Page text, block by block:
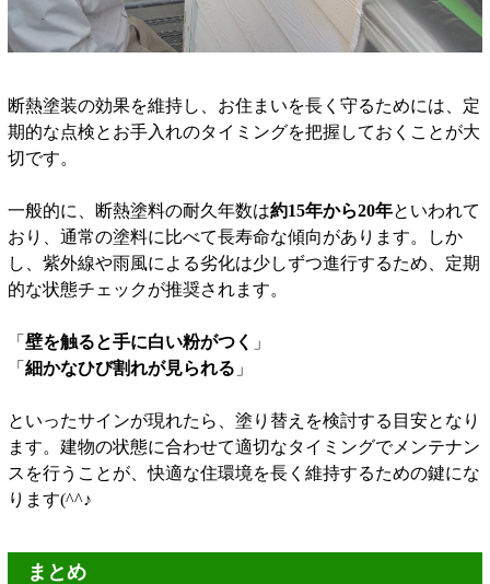
断熱塗装の効果を維持し、お住まいを長く守るためには、定
期的な点検とお手入れのタイミングを把握しておくことが大
切です。
一般的に、断熱塗料の耐久年数は約15年から20年といわれて
おり、通常の塗料に比べて長寿命な傾向があります。しか
し、紫外線や雨風による劣化は少しずつ進行するため、定期
的な状態チェックが推奨されます。
「 壁を触ると手に白い粉がつく 」
「 細かなひび割れが見られる 」
といったサインが現れたら、塗り替えを検討する目安となり
ます。建物の状態に合わせて適切なタイミングでメンテナン
スを行うことが、快適な住環境を長く維持するための鍵にな
ります(^^♪
まとめ